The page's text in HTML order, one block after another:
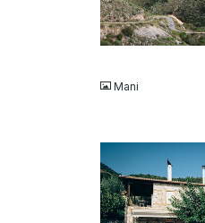
JPG
Mani